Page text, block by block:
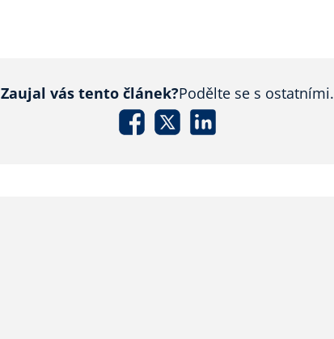
Zaujal vás tento článek?Podělte se s ostatními.